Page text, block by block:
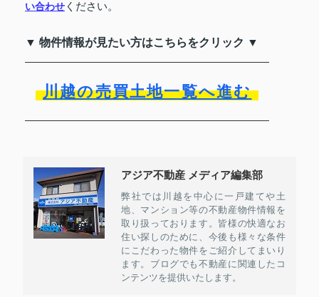
い合わせ ください。
▼ 物件情報が見たい方はこちらをクリック ▼
川越の売買土地一覧へ進む
アジア不動産 メディア編集部
弊社では川越を中心に一戸建てや土
地、マンション等の不動産物件情報を
取り扱っております。皆様の快適なお
住い探しのために、今後も様々な条件
にこだわった物件をご紹介してまいり
ます。ブログでも不動産に関連したコ
ンテンツを提供いたします。